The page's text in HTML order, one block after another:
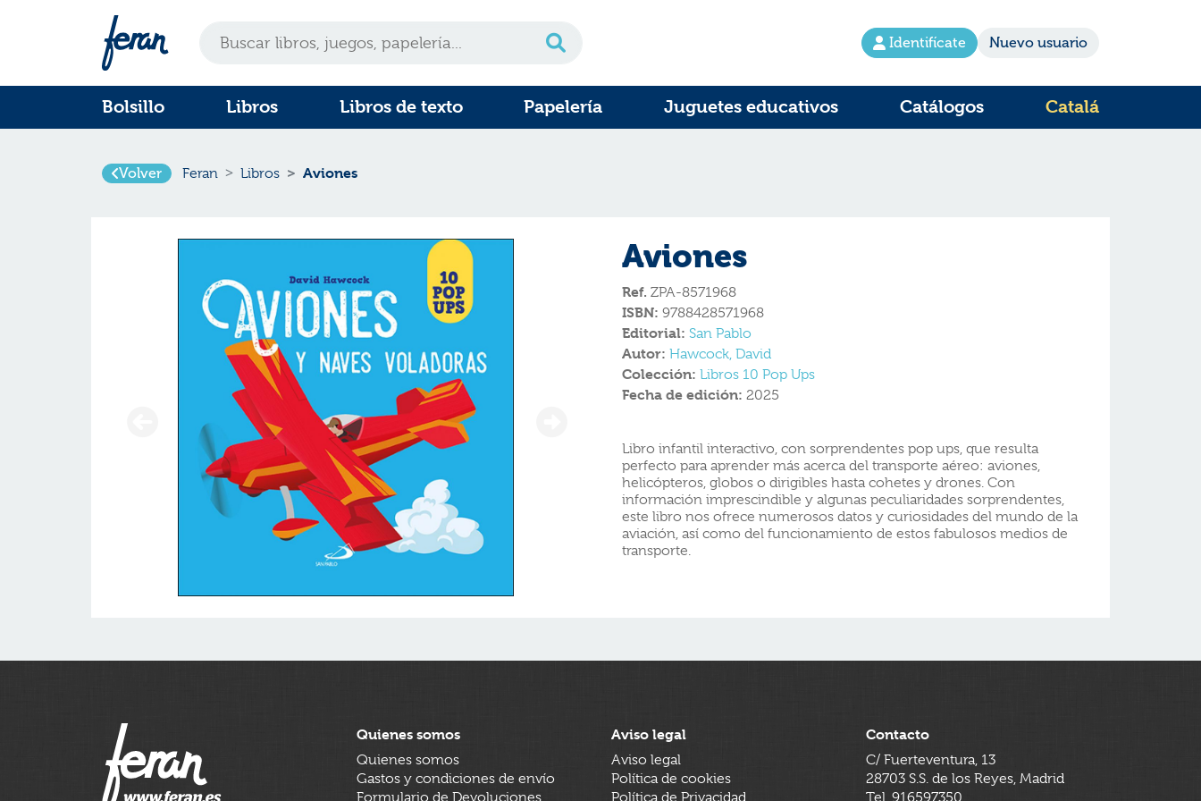
Identifícate Nuevo usuario
Bolsillo Libros Libros de texto Papelería Juguetes educativos Catálogos Catalá
Volver Feran Libros Aviones
Aviones
Ref. ZPA-8571968
ISBN: 9788428571968
Editorial: San Pablo
Autor: Hawcock, David
Colección: Libros 10 Pop Ups
Fecha de edición: 2025
Libro infantil interactivo, con sorprendentes pop ups, que resulta
perfecto para aprender más acerca del transporte aéreo: aviones,
helicópteros, globos o dirigibles hasta cohetes y drones. Con
información imprescindible y algunas peculiaridades sorprendentes,
este libro nos ofrece numerosos datos y curiosidades del mundo de la
aviación, así como del funcionamiento de estos fabulosos medios de
transporte.
Quienes somos
Quienes somos
Gastos y condiciones de envío
Formulario de Devoluciones
Aviso legal
Aviso legal
Política de cookies
Política de Privacidad
Contacto
C/ Fuerteventura, 13
28703 S.S. de los Reyes, Madrid
Tel. 916597350